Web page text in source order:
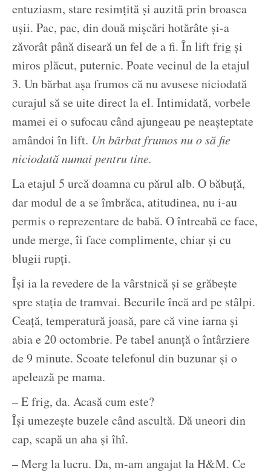
entuziasm, stare resimțită și auzită prin broasca
ușii. Pac, pac, din două mișcări hotărâte și-a
zăvorât până diseară un fel de a fi. În lift frig și
miros plăcut, puternic. Poate vecinul de la etajul
3. Un bărbat așa frumos că nu avusese niciodată
curajul să se uite direct la el. Intimidată, vorbele
mamei ei o sufocau când ajungeau pe neașteptate
amândoi în lift. Un bărbat frumos nu o să fie
niciodată numai pentru tine.
La etajul 5 urcă doamna cu părul alb. O băbuță,
dar modul de a se îmbrăca, atitudinea, nu i-au
permis o reprezentare de babă. O întreabă ce face,
unde merge, îi face complimente, chiar și cu
blugii rupți.
Își ia la revedere de la vârstnică și se grăbește
spre stația de tramvai. Becurile încă ard pe stâlpi.
Ceață, temperatură joasă, pare că vine iarna și
abia e 20 octombrie. Pe tabel anunță o întârziere
de 9 minute. Scoate telefonul din buzunar și o
apelează pe mama.
– E frig, da. Acasă cum este?
Își umezește buzele când ascultă. Dă uneori din
cap, scapă un aha și îhî.
– Merg la lucru. Da, m-am angajat la H&M. Ce